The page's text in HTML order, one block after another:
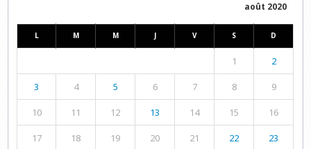
août 2020
L M M J V S D
1 2
3 4 5 6 7 8 9
10 11 12 13 14 15 16
17 18 19 20 21 22 23